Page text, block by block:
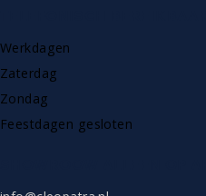
Werkdagen
Zaterdag
Zondag
Feestdagen gesloten